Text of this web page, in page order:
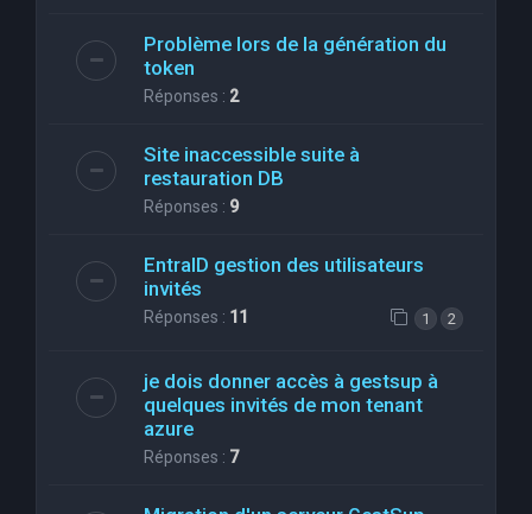
Problème lors de la génération du
token
Réponses : 2
Site inaccessible suite à
restauration DB
Réponses : 9
EntraID gestion des utilisateurs
invités
Réponses : 11 1 2
je dois donner accès à gestsup à
quelques invités de mon tenant
azure
Réponses : 7